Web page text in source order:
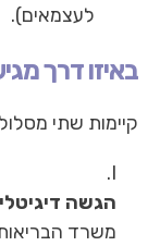
לעצמאים).
באיזו דרך
קיימות שתי
הגשה
משרד